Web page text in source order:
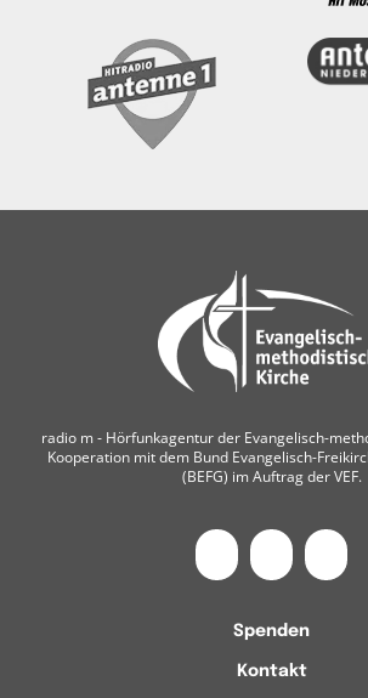
radio m ‐ Hörfunkagentur der Evangelisch-
Kooperation mit dem Bund Evangelisch-
(BEFG) im Auftrag der VEF.
Spenden
Kontakt